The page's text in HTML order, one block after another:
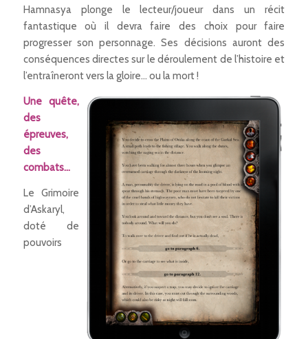
Hamnasya plonge le lecteur/joueur dans un récit
fantastique où il devra faire des choix pour faire
progresser son personnage. Ses décisions auront des
conséquences directes sur le déroulement de l’histoire et
l’entraîneront vers la gloire… ou la mort !
Une quête,
des
épreuves,
des
combats…
Le Grimoire
d’Askaryl,
doté de
pouvoirs